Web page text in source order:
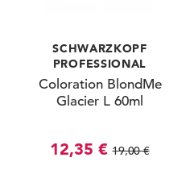
SCHWARZKOPF
PROFESSIONAL
Coloration BlondMe
Glacier L 60ml
12,35 € 19,00 €